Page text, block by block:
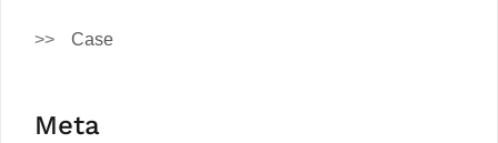
Case
Meta